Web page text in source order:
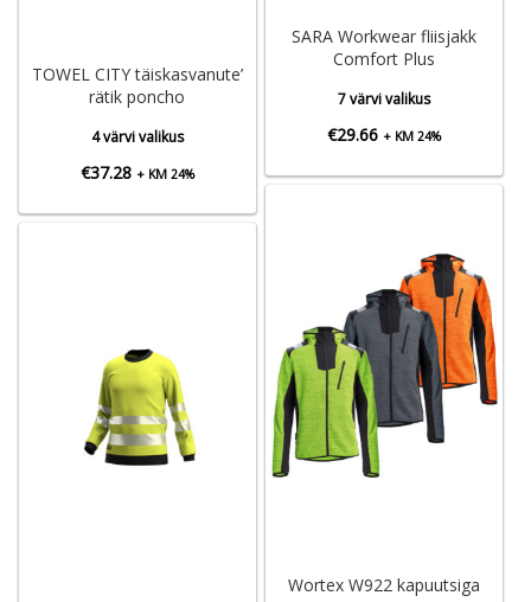
SARA Workwear fliisjakk
Comfort Plus
7 värvi valikus
€29.66 + KM 24%
TOWEL CITY täiskasvanute’
rätik poncho
4 värvi valikus
€37.28 + KM 24%
Wortex W922 kapuutsiga